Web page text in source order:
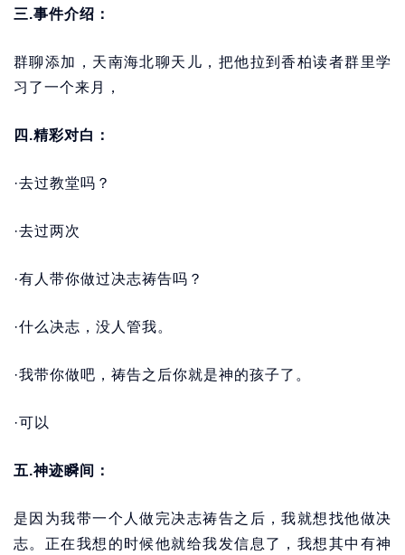
三.事件介绍：
群聊添加，天南海北聊天儿，把他拉到香柏读者群里学
习了一个来月，
四.精彩对白：
·去过教堂吗？
·去过两次
·有人带你做过决志祷告吗？
·什么决志，没人管我。
·我带你做吧，祷告之后你就是神的孩子了。
·可以
五.神迹瞬间：
是因为我带一个人做完决志祷告之后，我就想找他做决
志。正在我想的时候他就给我发信息了，我想其中有神